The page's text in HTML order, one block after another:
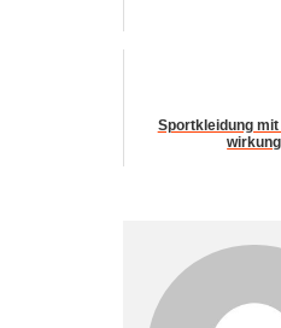
Sportkleidung